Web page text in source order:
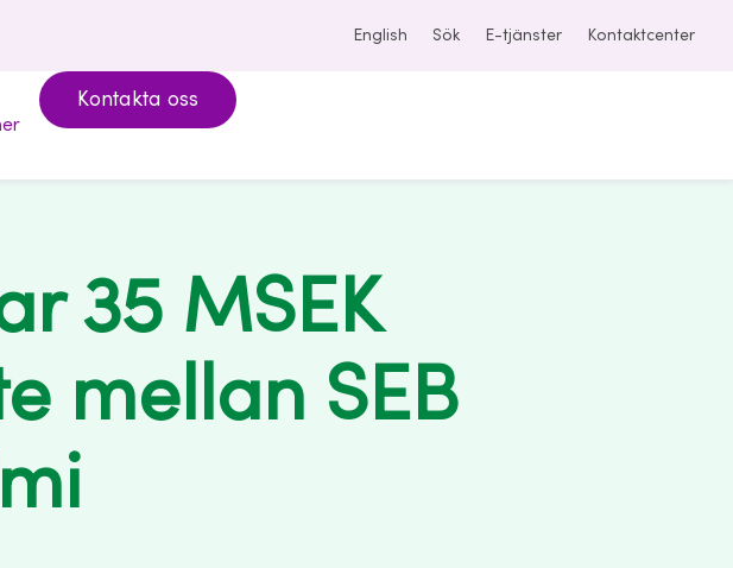
English Sök E-tjänster Kontaktcenter
Kontakta oss
35 MSEK
mellan SEB